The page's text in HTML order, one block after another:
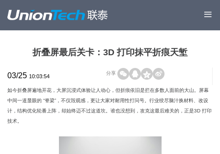
折叠屏最后关卡：3D 打印抹平折痕天堑
03/25 10:03:54
分享
如今折叠屏遍地开花，大屏沉浸式体验让人动心，但折痕依旧是拦在多数人面前的大山。屏幕
中间一道显眼的 “脊梁”，不仅毁观感，更让大家对耐用性打问号。行业绞尽脑汁换材料、改设
计，结构优化轮番上阵，却始终迈不过这道坎。谁也没想到，攻克这最后难关的，正是3D 打印
技术。